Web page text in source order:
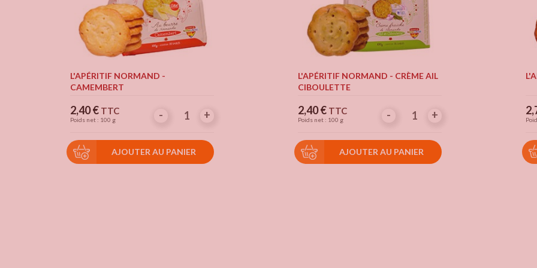
L'APÉRITIF NORMAND -
CAMEMBERT
Prix
2,40 € TTC
Poids net : 100 g - +
- +
AJOUTER AU PANIER
L'APÉRITIF NORMAND - CRÈME AIL
CIBOULETTE
Prix
2,40 € TTC
Poids net : 100 g - +
- +
AJOUTER AU PANIER